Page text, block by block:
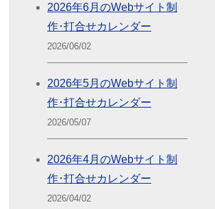
2026年6月のWebサイト制
作･打合せカレンダー
2026/06/02
2026年5月のWebサイト制
作･打合せカレンダー
2026/05/07
2026年4月のWebサイト制
作･打合せカレンダー
2026/04/02